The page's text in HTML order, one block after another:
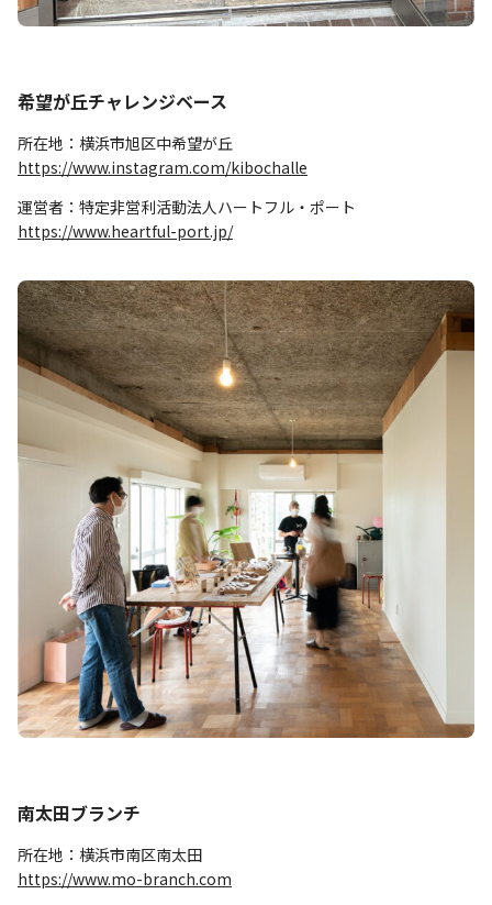
希望が丘チャレンジベース
所在地：横浜市旭区中希望が丘
https://www.instagram.com/kibochalle
運営者：特定非営利活動法人ハートフル・ポート
https://www.heartful-port.jp/
南太田ブランチ
所在地：横浜市南区南太田
https://www.mo-branch.com